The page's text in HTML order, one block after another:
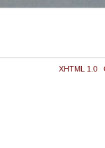
XHTML 1.0